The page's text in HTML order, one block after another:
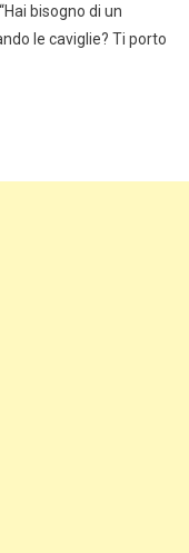
bisogno di un
le caviglie? Ti porto